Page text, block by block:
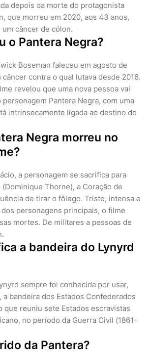
depois da morte do protagonista
que morreu em 2020, aos 43 anos,
câncer de cólon.
o Pantera Negra?
Boseman faleceu em agosto de
contra o qual lutava desde 2016.
revelou que uma nova pessoa vai
Pantera Negra, com uma
intrinsecamente ligada ao destino do
Negra morreu no
a personagem se sacrifica para
Thorne), a Coração de
de tirar o fôlego. Triste, intensa e
personagens principais, o filme
mortes. De militares a pessoas de
a bandeira do Lynyrd
sempre foi conhecida por usar,
bandeira dos Estados Confederados
que reuniu sete Estados escravistas
no período da Guerra Civil (1861-
da Pantera?